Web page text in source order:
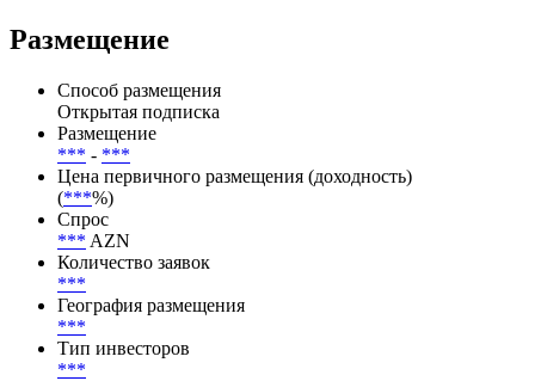
Размещение
Способ размещения
Открытая подписка
Размещение
*** - ***
Цена первичного размещения (доходность)
(***%)
Спрос
*** AZN
Количество заявок
***
География размещения
***
Тип инвесторов
***